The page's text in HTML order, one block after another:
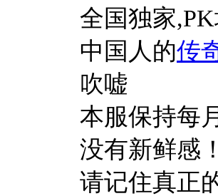
全国独家
中国人的传
吹嘘
本服保持每
没有新鲜感！
请记住真正